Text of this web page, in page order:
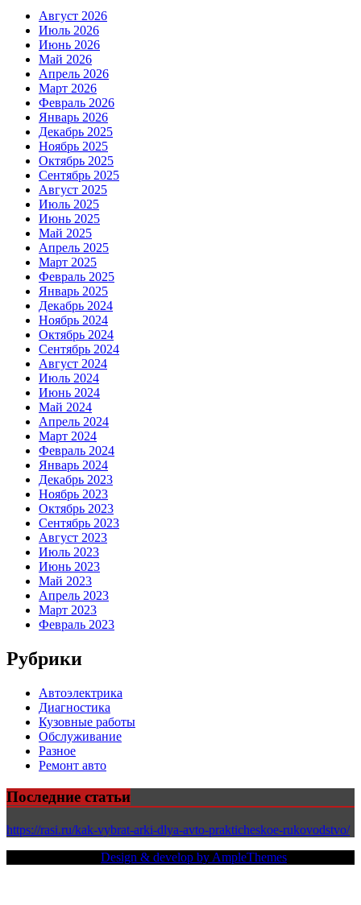
Август 2026
Июль 2026
Июнь 2026
Май 2026
Апрель 2026
Март 2026
Февраль 2026
Январь 2026
Декабрь 2025
Ноябрь 2025
Октябрь 2025
Сентябрь 2025
Август 2025
Июль 2025
Июнь 2025
Май 2025
Апрель 2025
Март 2025
Февраль 2025
Январь 2025
Декабрь 2024
Ноябрь 2024
Октябрь 2024
Сентябрь 2024
Август 2024
Июль 2024
Июнь 2024
Май 2024
Апрель 2024
Март 2024
Февраль 2024
Январь 2024
Декабрь 2023
Ноябрь 2023
Октябрь 2023
Сентябрь 2023
Август 2023
Июль 2023
Июнь 2023
Май 2023
Апрель 2023
Март 2023
Февраль 2023
Рубрики
Автоэлектрика
Диагностика
Кузовные работы
Обслуживание
Разное
Ремонт авто
Последние статьи
https://rasi.ru/kak-vybrat-arki-dlya-avto-prakticheskoe-rukovodstvo/
Design & develop by AmpleThemes